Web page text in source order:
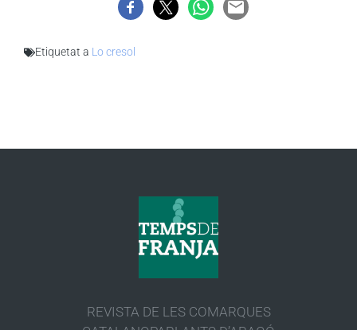
Etiquetat a Lo cresol
REVISTA DE LES COMARQUES